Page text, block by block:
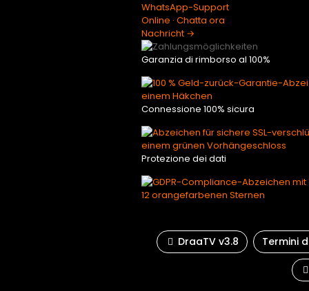
WhatsApp-Support
Online · Chatta ora
Nachricht →
Garanzia di rimborso al 100%
Connessione 100% sicura
Protezione dei dati
DraaTV v3.8 Termini